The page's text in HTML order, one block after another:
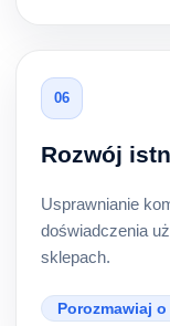
06
Rozwój
Usprawnianie
doświadczenia
sklepach.
Porozmawiaj